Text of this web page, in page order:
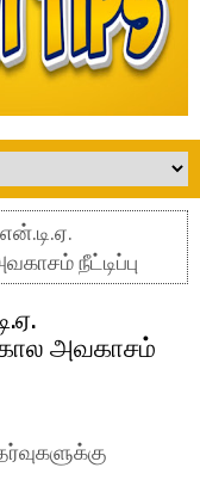
நீட்டிப்பு
அவகாசம்